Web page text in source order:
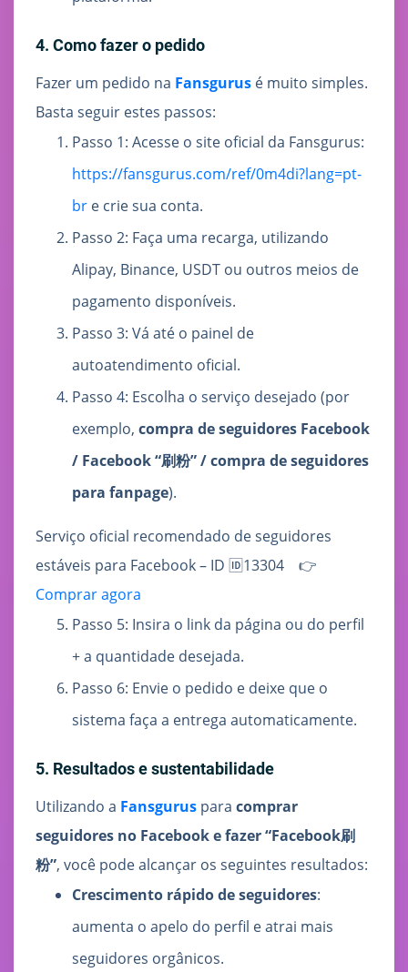
4. Como fazer o pedido
Fazer um pedido na Fansgurus é muito simples.
Basta seguir estes passos:
Passo 1: Acesse o site oficial da Fansgurus:
https://fansgurus.com/ref/0m4di?lang=pt-
br e crie sua conta.
Passo 2: Faça uma recarga, utilizando
Alipay, Binance, USDT ou outros meios de
pagamento disponíveis.
Passo 3: Vá até o painel de
autoatendimento oficial.
Passo 4: Escolha o serviço desejado (por
exemplo, compra de seguidores Facebook
/ Facebook “刷粉” / compra de seguidores
para fanpage).
Serviço oficial recomendado de seguidores
estáveis para Facebook – ID 🆔13304 👉
Comprar agora
Passo 5: Insira o link da página ou do perfil
+ a quantidade desejada.
Passo 6: Envie o pedido e deixe que o
sistema faça a entrega automaticamente.
5. Resultados e sustentabilidade
Utilizando a Fansgurus para comprar
seguidores no Facebook e fazer “Facebook刷
粉”, você pode alcançar os seguintes resultados:
Crescimento rápido de seguidores:
aumenta o apelo do perfil e atrai mais
seguidores orgânicos.